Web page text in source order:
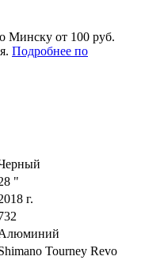
Минску от 100 руб.
Подробнее по
"
г.
Tourney Revo